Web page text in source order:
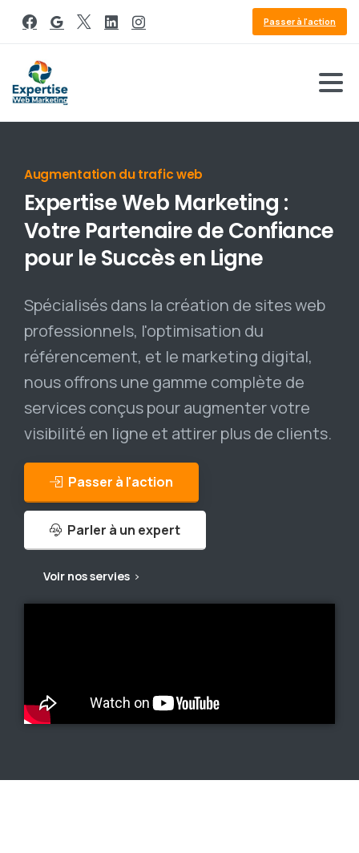
Passer à l'action
Référencement Google
ExpertiseWeb Marketing :
Votre PartenairedeConfiance
pour leSuccèsen Ligne
Spécialisés dans la création de sites web
professionnels, l'optimisation du
référencement, et le marketing digital,
nous offrons une gamme complète de
services conçus pour augmenter votre
visibilité en ligne et attirer plus de clients.
Passer à l'action
Parler à un expert
Voir nos servies